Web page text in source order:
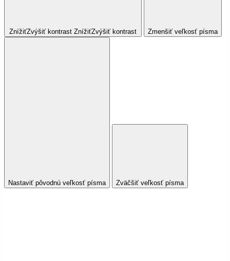
ZnížiťZvýšiť kontrast ZnížiťZvýšiť kontrast Zmenšiť veľkosť písma
Nastaviť pôvodnú veľkosť písma Zväčšiť veľkosť písma